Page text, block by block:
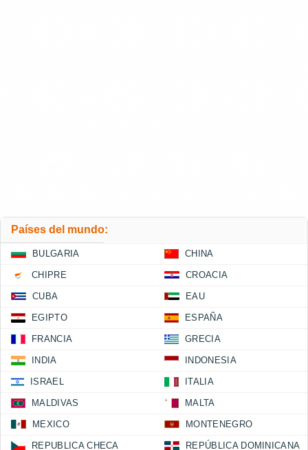
Países del mundo:
BULGARIA CHINA
CHIPRE CROACIA
CUBA EAU
EGIPTO ESPAÑA
FRANCIA GRECIA
INDIA INDONESIA
ISRAEL ITALIA
MALDIVAS MALTA
MEXICO MONTENEGRO
REPUBLICA CHECA REPÚBLICA DOMINICANA